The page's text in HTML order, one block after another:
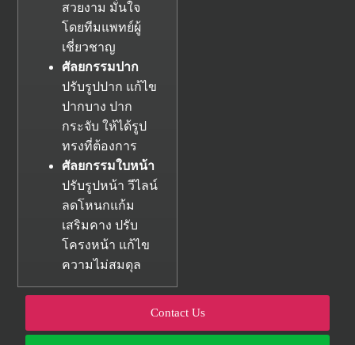
สวยงาม มั่นใจ
โดยทีมแพทย์ผู้
เชี่ยวชาญ
ศัลยกรรมปาก
ปรับรูปปาก แก้ไข
ปากบาง ปาก
กระจับ ให้ได้รูป
ทรงที่ต้องการ
ศัลยกรรมใบหน้า
ปรับรูปหน้า วีไลน์
ลดโหนกแก้ม
เสริมคาง ปรับ
โครงหน้า แก้ไข
ความไม่สมดุล
Contact Us